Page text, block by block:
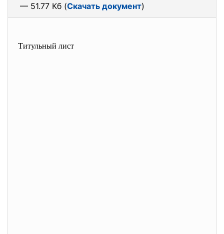
— 51.77 Кб (Скачать документ)
Титульный лист